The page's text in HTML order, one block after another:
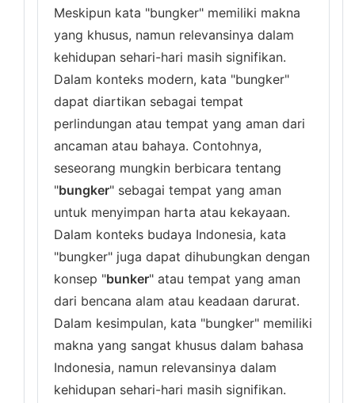
Meskipun kata "bungker" memiliki makna
yang khusus, namun relevansinya dalam
kehidupan sehari-hari masih signifikan.
Dalam konteks modern, kata "bungker"
dapat diartikan sebagai tempat
perlindungan atau tempat yang aman dari
ancaman atau bahaya. Contohnya,
seseorang mungkin berbicara tentang
"bungker" sebagai tempat yang aman
untuk menyimpan harta atau kekayaan.
Dalam konteks budaya Indonesia, kata
"bungker" juga dapat dihubungkan dengan
konsep "bunker" atau tempat yang aman
dari bencana alam atau keadaan darurat.
Dalam kesimpulan, kata "bungker" memiliki
makna yang sangat khusus dalam bahasa
Indonesia, namun relevansinya dalam
kehidupan sehari-hari masih signifikan.